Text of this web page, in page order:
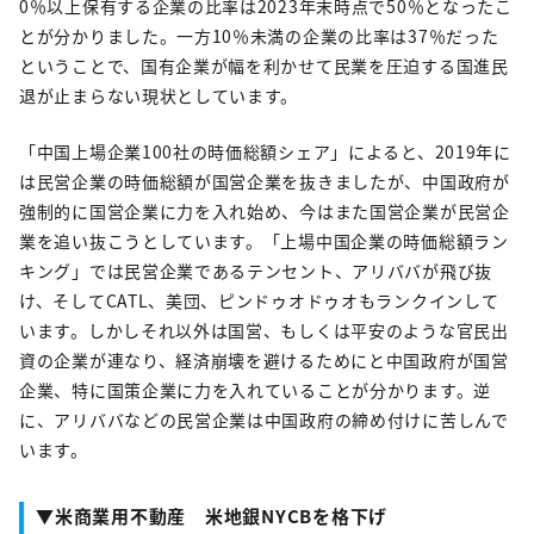
0％以上保有する企業の比率は2023年末時点で50％となったこ
とが分かりました。一方10％未満の企業の比率は37％だった
ということで、国有企業が幅を利かせて民業を圧迫する国進民
退が止まらない現状としています。
「中国上場企業100社の時価総額シェア」によると、2019年に
は民営企業の時価総額が国営企業を抜きましたが、中国政府が
強制的に国営企業に力を入れ始め、今はまた国営企業が民営企
業を追い抜こうとしています。「上場中国企業の時価総額ラン
キング」では民営企業であるテンセント、アリババが飛び抜
け、そしてCATL、美団、ピンドゥオドゥオもランクインして
います。しかしそれ以外は国営、もしくは平安のような官民出
資の企業が連なり、経済崩壊を避けるためにと中国政府が国営
企業、特に国策企業に力を入れていることが分かります。逆
に、アリババなどの民営企業は中国政府の締め付けに苦しんで
います。
▼米商業用不動産 米地銀NYCBを格下げ